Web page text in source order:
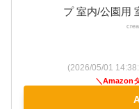
プ 室内/公園用
(2026/05/01